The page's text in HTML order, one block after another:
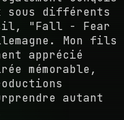
sous différents
"Fall - Fear
Mon fils
apprécié
mémorable,
autant